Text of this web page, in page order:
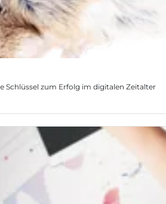
Schlüssel zum Erfolg im digitalen Zeitalter